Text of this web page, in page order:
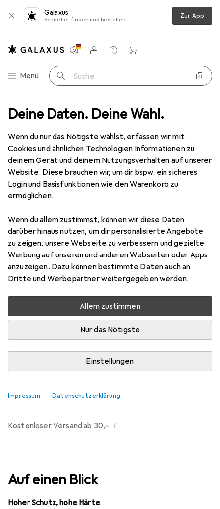
Deine Daten. Deine Wahl.
Wenn du nur das Nötigste wählst, erfassen wir mit
Cookies und ähnlichen Technologien Informationen zu
deinem Gerät und deinem Nutzungsverhalten auf unserer
Website. Diese brauchen wir, um dir bspw. ein sicheres
Login und Basisfunktionen wie den Warenkorb zu
ermöglichen.
Wenn du allem zustimmst, können wir diese Daten
darüber hinaus nutzen, um dir personalisierte Angebote
zu zeigen, unsere Webseite zu verbessern und gezielte
Werbung auf unseren und anderen Webseiten oder Apps
anzuzeigen. Dazu können bestimmte Daten auch an
Dritte und Werbepartner weitergegeben werden.
Allem zustimmen
Nur das Nötigste
Einstellungen
Impressum Datenschutzerklärung
Galaxus
Schneller finden und bestellen Zur App
Navigation nach Kategorien
Menü Suche
Einstellungen
Kundenkonto
Vergleichslisten
Merklisten
Warenkorb
+ Video Geräte Schutzfolie Dipos Displayschutz Anti-Shock
8 Bilder
DiposDisplayschutz Anti-Shock
EUR
8,89
214
Bewertungen
Mehr als 10 Stück an Lager beim Drittanbieter
Lieferort angeben für genaue Lieferzeit
In den Warenkorb
Vergleichen
Kostenloser Versand ab 30,– i
Auf einen Blick
Hoher Schutz, hohe Härte